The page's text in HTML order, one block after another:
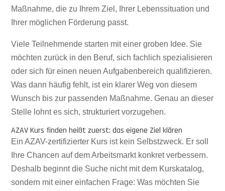
Maßnahme, die zu Ihrem Ziel, Ihrer Lebenssituation und
Ihrer möglichen Förderung passt.
Viele Teilnehmende starten mit einer groben Idee. Sie
möchten zurück in den Beruf, sich fachlich spezialisieren
oder sich für einen neuen Aufgabenbereich qualifizieren.
Was dann häufig fehlt, ist ein klarer Weg von diesem
Wunsch bis zur passenden Maßnahme. Genau an dieser
Stelle lohnt es sich, strukturiert vorzugehen.
AZAV Kurs finden heißt zuerst: das eigene Ziel klären
Ein AZAV-zertifizierter Kurs ist kein Selbstzweck. Er soll
Ihre Chancen auf dem Arbeitsmarkt konkret verbessern.
Deshalb beginnt die Suche nicht mit dem Kurskatalog,
sondern mit einer einfachen Frage: Was möchten Sie